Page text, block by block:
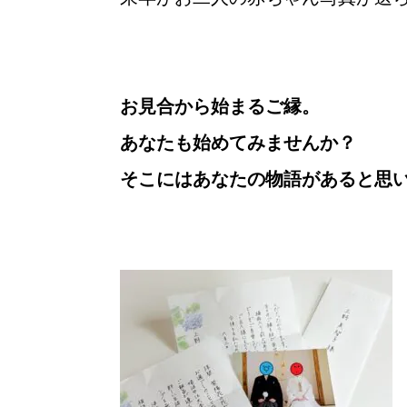
お見合から始まるご縁。
あなたも始めてみませんか？
そこにはあなたの物語があると思